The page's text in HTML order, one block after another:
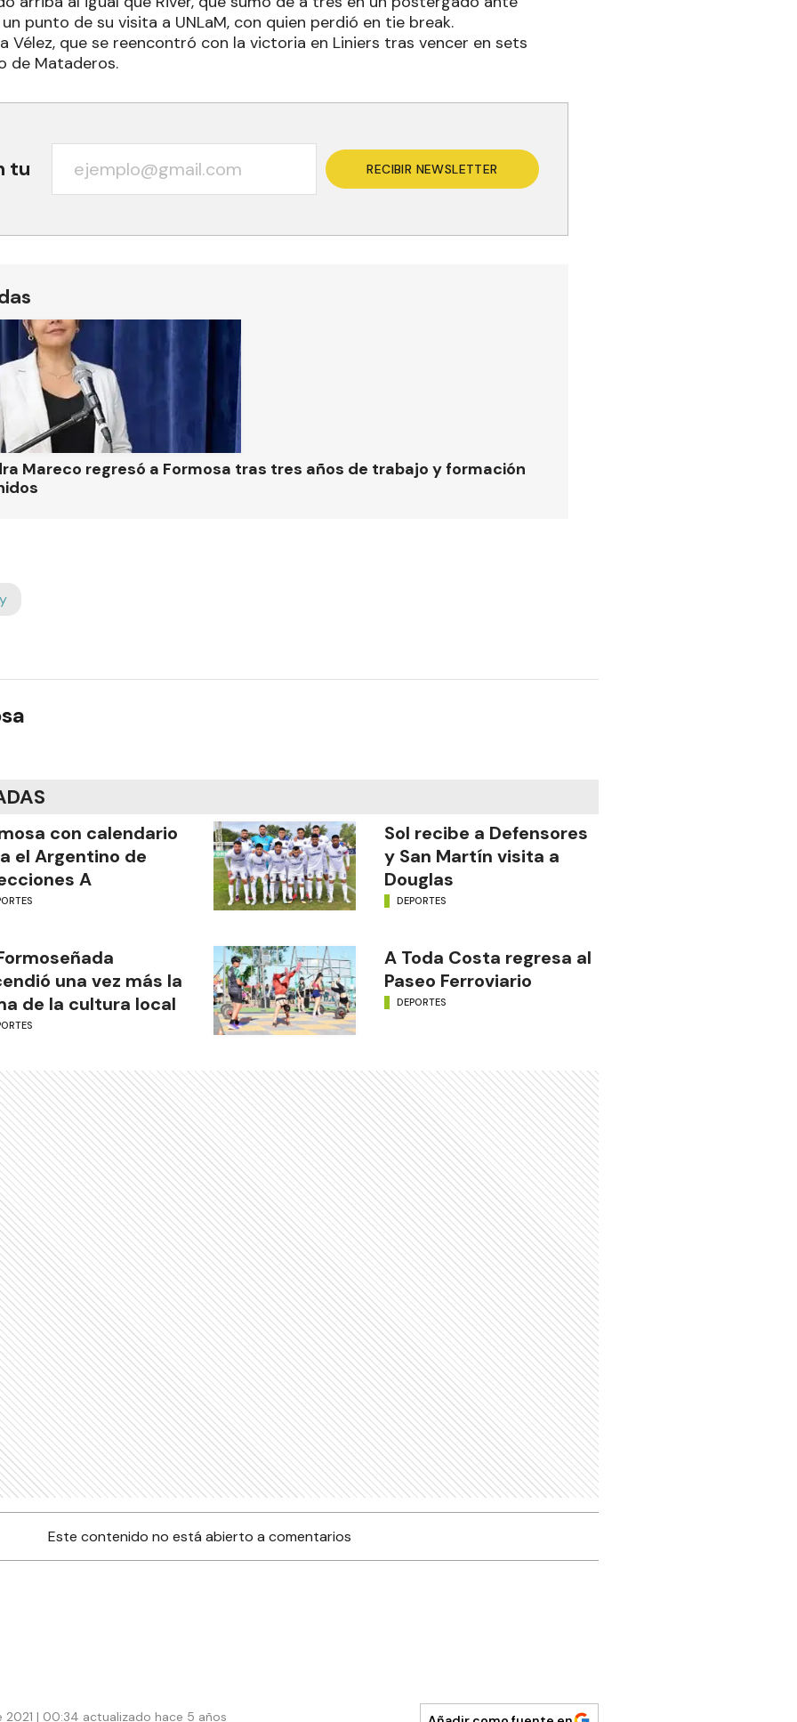
punto de su visita a UNLaM, con quien perdió en tie break.
Vélez, que se reencontró con la victoria en Liniers tras vencer en sets
de Mataderos.
tu RECIBIR NEWSLETTER
Mareco regresó a Formosa tras tres años de trabajo y formación
con calendario
el Argentino de
A
Sol recibe a Defensores
y San Martín visita a
Douglas
DEPORTES
una vez más la
de la cultura local
A Toda Costa regresa al
Paseo Ferroviario
DEPORTES
Este contenido no está abierto a comentarios
| 00:34 actualizado hace 5 años